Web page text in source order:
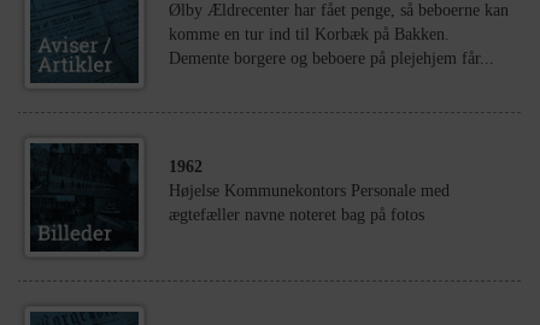
Ølby Ældrecenter har fået penge, så beboerne kan
komme en tur ind til Korbæk på Bakken.
Demente borgere og beboere på plejehjem får...
1962
Højelse Kommunekontors Personale med
ægtefæller navne noteret bag på fotos